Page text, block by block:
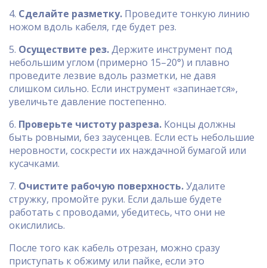
4. Сделайте разметку. Проведите тонкую линию
ножом вдоль кабеля, где будет рез.
5. Осуществите рез.Держите инструмент под
небольшим углом (примерно 15–20°) и плавно
проведите лезвие вдоль разметки, не давя
слишком сильно. Если инструмент «запинается»,
увеличьте давление постепенно.
6. Проверьте чистоту разреза. Концы должны
быть ровными, без заусенцев. Если есть небольшие
неровности, соскрести их наждачной бумагой или
кусачками.
7. Очистите рабочую поверхность.Удалите
стружку, промойте руки. Если дальше будете
работать с проводами, убедитесь, что они не
окислились.
После того как кабель отрезан, можно сразу
приступать к обжиму или пайке, если это